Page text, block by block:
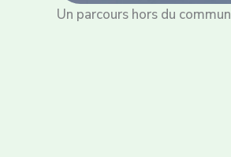
Un parcours hors du commun